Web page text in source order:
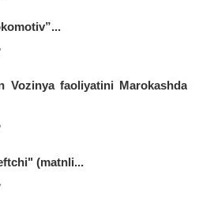
Vozinya faoliyatini Marokashda
(matnli...